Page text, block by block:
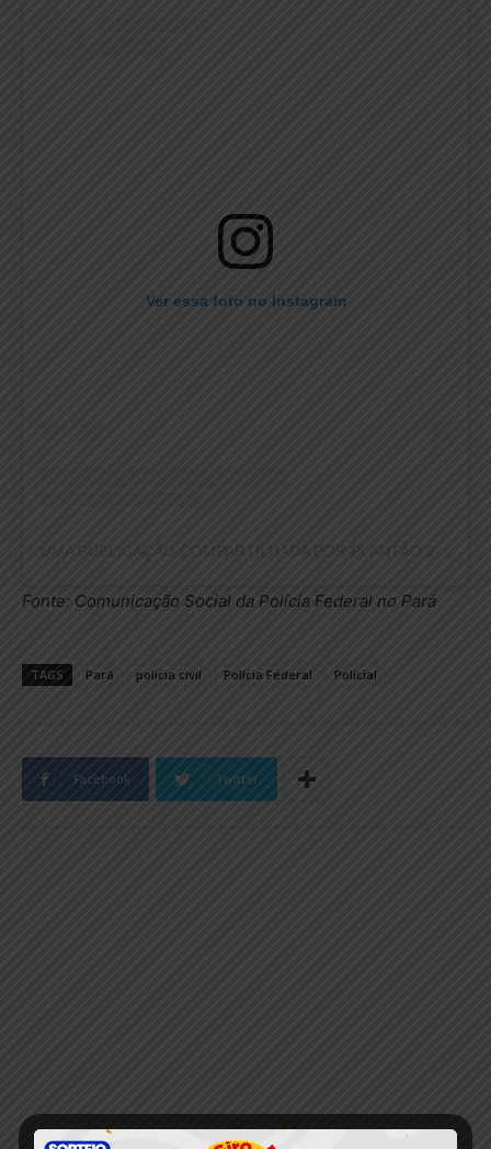
Ver essa foto no Instagram
Fonte: Comunicação Social da Polícia Federal no Pará
TAGS Pará policia civil Polícia Federal Policial
Facebook Twitter